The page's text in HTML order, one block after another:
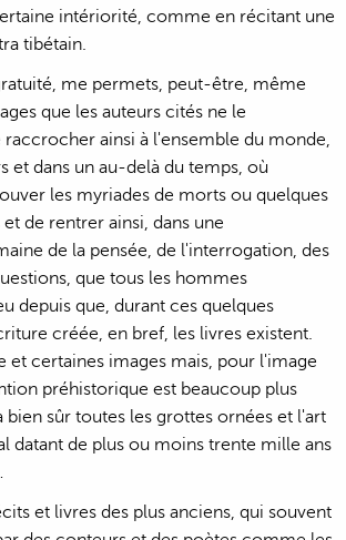
intériorité, comme en récitant une
tibétain.
me permets, peut-être, même
que les auteurs cités ne le
ainsi à l'ensemble du monde,
et dans un au-delà du temps, où
les myriades de morts ou quelques
de rentrer ainsi, dans une
de la pensée, de l'interrogation, des
que tous les hommes
depuis que, durant ces quelques
créée, en bref, les livres existent.
et certaines images mais, pour l'image
préhistorique est beaucoup plus
bien sûr toutes les grottes ornées et l'art
datant de plus ou moins trente mille ans
et livres des plus anciens, qui souvent